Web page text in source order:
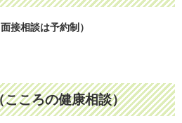
接相談は予約制）
ころの健康相談）